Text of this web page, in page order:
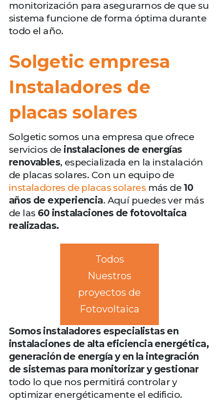
monitorización para asegurarnos de que su
sistema funcione de forma óptima durante
todo el año.
Solgetic empresa
Instaladores de
placas solares
Solgetic somos una empresa que ofrece
servicios de instalaciones de energías
renovables, especializada en la instalación
de placas solares. Con un equipo de
instaladores de placas solares más de 10
años de experiencia. Aquí puedes ver más
de las 60 instalaciones de fotovoltaica
realizadas.
Todos
Nuestros
proyectos de
Fotovoltaica
Somos instaladores especialistas en
instalaciones de alta eficiencia energética,
generación de energía y en la integración
de sistemas para monitorizar y gestionar
todo lo que nos permitirá controlar y
optimizar energéticamente el edificio.